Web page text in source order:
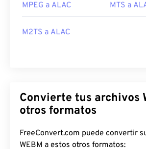
MPEG a ALAC MTS a
M2TS a ALAC
Convierte tus archivos WEBM a
otros formatos
FreeConvert.com puede convertir
WEBM a estos otros formatos: